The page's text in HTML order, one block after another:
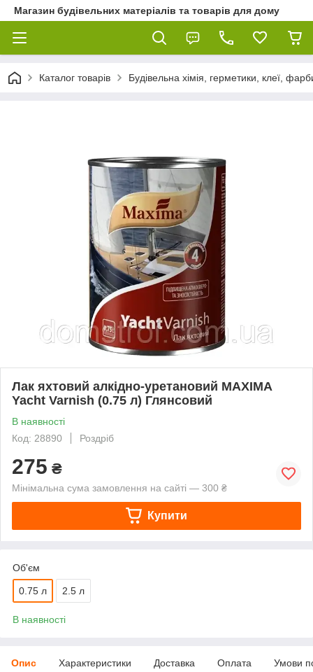
Магазин будівельних матеріалів та товарів для дому
Каталог товарів Будівельна хімія, герметики, клеї,
Лак яхтовий алкідно-уретановий MAXIMA
Yacht Varnish (0.75 л) Глянсовий
В наявності
Код: 28890
Роздріб
275 ₴
Мінімальна сума замовлення на сайті — 300 ₴
Купити
Об'єм
0.75 л 2.5 л
В наявності
Опис Характеристики Доставка Оплата Умови